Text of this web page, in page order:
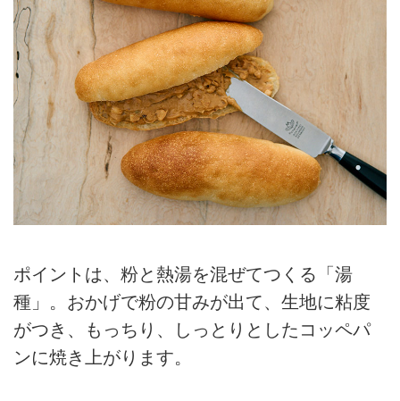
ポイントは、粉と熱湯を混ぜてつくる「湯
種」。おかげで粉の甘みが出て、生地に粘度
がつき、もっちり、しっとりとしたコッペパ
ンに焼き上がります。